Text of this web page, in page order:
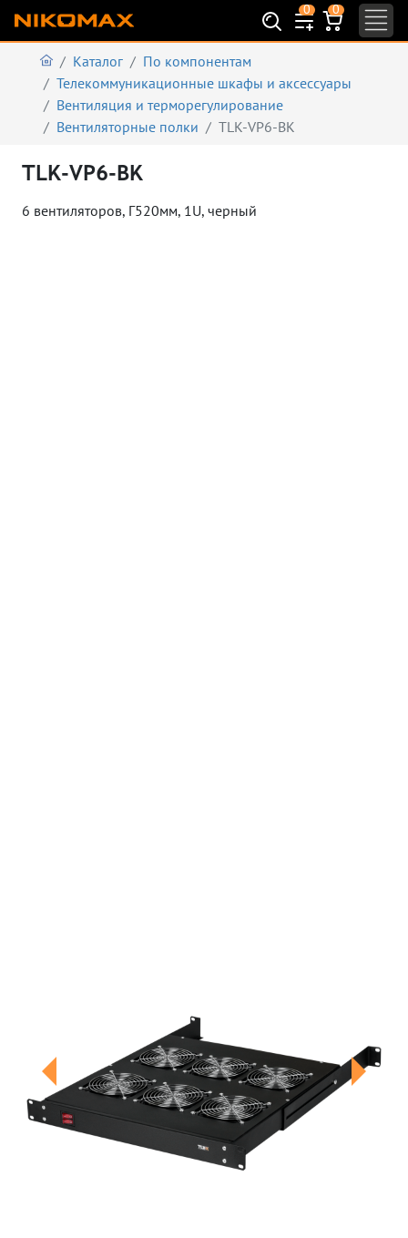
0 0
Каталог
По компонентам
Телекоммуникационные шкафы и аксеcсуары
Вентиляция и терморегулирование
Вентиляторные полки
TLK-VP6-BK
TLK-VP6-BK
6 вентиляторов, Г520мм, 1U, черный
Previous